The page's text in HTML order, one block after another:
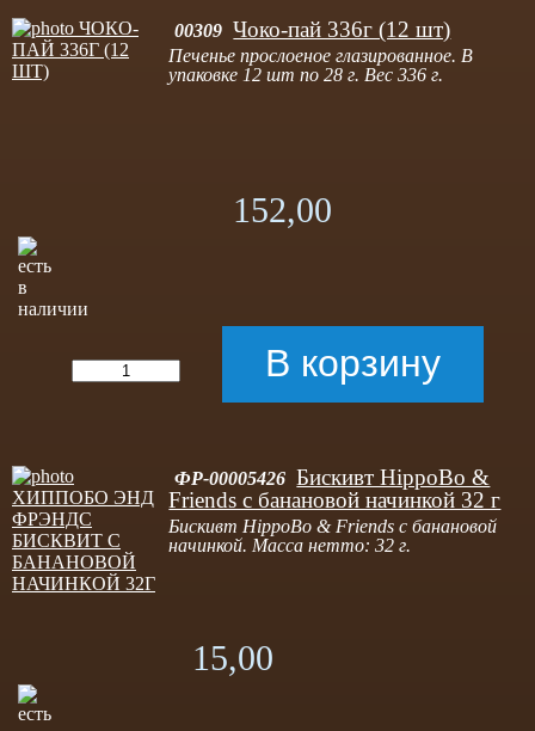
00309 Чоко-пай 336г (12 шт)
Печенье прослоеное глазированное. В
упаковке 12 шт по 28 г. Вес 336 г.
152,00
ФР-00005426 Бискивт HippoBo &
Friends с банановой начинкой 32 г
Бискивт HippoBo & Friends с банановой
начинкой. Масса нетто: 32 г.
15,00